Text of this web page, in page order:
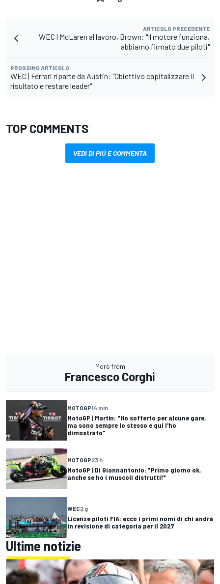
ARTICOLO PRECEDENTE
WEC | McLaren al lavoro, Brown: "Il motore funziona,
abbiamo firmato due piloti"
PROSSIMO ARTICOLO
WEC | Ferrari riparte da Austin: "Obiettivo capitalizzare il
risultato e restare leader"
TOP COMMENTS
VEDI DI PIÙ E COMMENTA
More from
Francesco Corghi
MOTOGP14 min
MotoGP | Martín: "Ho sofferto per alcune gare,
ma sono sempre lo stesso e qui l'ho
dimostrato"
MOTOGP23 h
MotoGP | Di Giannantonio: "Primo giorno ok,
anche se ho i muscoli distrutti!"
WEC2 g
Licenze piloti FIA: ecco i primi nomi di chi andrà
in revisione di categoria per il 2027
Ultime notizie